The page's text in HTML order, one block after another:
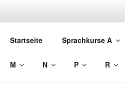
LUXANITY
Startseite Sprachkurse A
M N P R